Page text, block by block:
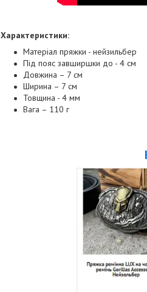
Характеристики:
Матеріал пряжки - нейзильбер
Під пояс завширшки до - 4 см
Довжина – 7 см
Ширина – 7 см
Товщина - 4 мм
Вага – 110 г